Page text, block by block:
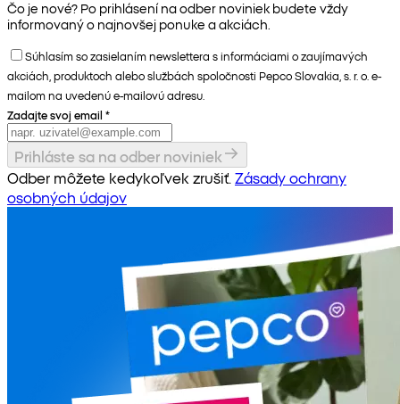
Čo je nové? Po prihlásení na odber noviniek budete vždy
informovaný o najnovšej ponuke a akciách.
Súhlasím so zasielaním newslettera s informáciami o zaujímavých
akciách, produktoch alebo službách spoločnosti Pepco Slovakia, s. r. o. e-
mailom na uvedenú e-mailovú adresu.
Zadajte svoj email *
Prihláste sa na odber noviniek
Odber môžete kedykoľvek zrušiť. Zásady ochrany
osobných údajov